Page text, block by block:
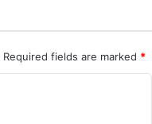
Required fields are marked *